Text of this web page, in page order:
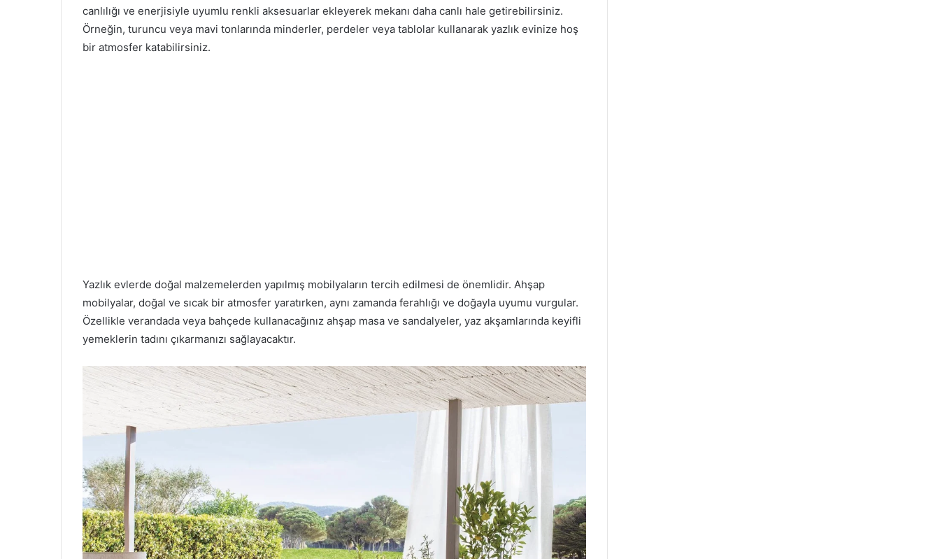
canlılığı ve enerjisiyle uyumlu renkli aksesuarlar ekleyerek mekanı daha canlı hale getirebilirsiniz.
Örneğin, turuncu veya mavi tonlarında minderler, perdeler veya tablolar kullanarak yazlık evinize hoş
bir atmosfer katabilirsiniz.
Yazlık evlerde doğal malzemelerden yapılmış mobilyaların tercih edilmesi de önemlidir. Ahşap
mobilyalar, doğal ve sıcak bir atmosfer yaratırken, aynı zamanda ferahlığı ve doğayla uyumu vurgular.
Özellikle verandada veya bahçede kullanacağınız ahşap masa ve sandalyeler, yaz akşamlarında keyifli
yemeklerin tadını çıkarmanızı sağlayacaktır.